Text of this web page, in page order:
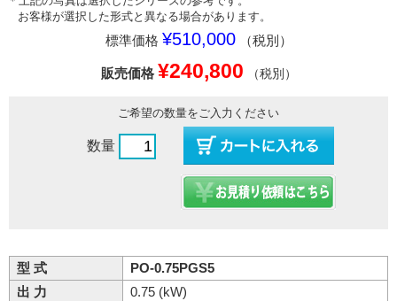
お客様が選択した形式と異なる場合があります。
標準価格 ¥510,000 （税別）
販売価格 ¥240,800 （税別）
ご希望の数量をご入力ください
数量
型 式
PO-0.75PGS5
出 力
0.75 (kW)